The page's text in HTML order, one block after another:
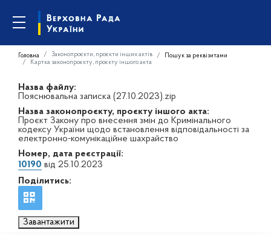
Головна Законопроєкти, проєкти інших актів
Пошук за реквізитами
Картка законопроєкту, проєкту іншого акта
Назва файлу:
Пояснювальна записка (27.10.2023).zip
Назва законопроєкту, проєкту іншого акта:
Проєкт Закону про внесення змін до Кримінального
кодексу України щодо встановлення відповідальності за
електронно-комунікаційне шахрайство
Номер, дата реєстрації:
10190 від 25.10.2023
Поділитись:
Завантажити